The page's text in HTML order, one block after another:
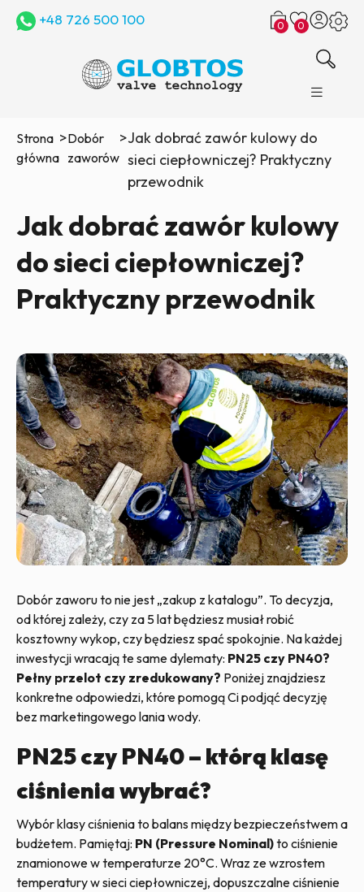
+48 726 500 100 0 0
Strona
główna
>Dobór
zaworów
>Jak dobrać zawór kulowy do
sieci ciepłowniczej? Praktyczny
przewodnik
Jak dobrać zawór kulowy
do sieci ciepłowniczej?
Praktyczny przewodnik
Dobór zaworu to nie jest „zakup z katalogu”. To decyzja,
od której zależy, czy za 5 lat będziesz musiał robić
kosztowny wykop, czy będziesz spać spokojnie. Na każdej
inwestycji wracają te same dylematy: PN25 czy PN40?
Pełny przelot czy zredukowany? Poniżej znajdziesz
konkretne odpowiedzi, które pomogą Ci podjąć decyzję
bez marketingowego lania wody.
PN25 czy PN40 – którą klasę
ciśnienia wybrać?
Wybór klasy ciśnienia to balans między bezpieczeństwem a
budżetem. Pamiętaj: PN (Pressure Nominal)to ciśnienie
znamionowe w temperaturze 20°C. Wraz ze wzrostem
temperatury w sieci ciepłowniczej, dopuszczalne ciśnienie